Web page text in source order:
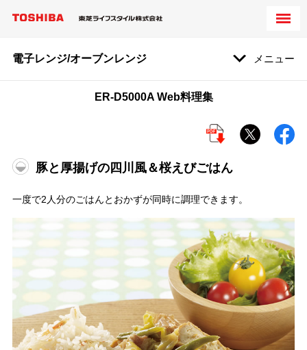
電子レンジ/オーブンレンジ メニュー
ER-D5000A Web料理集
豚と厚揚げの四川風＆桜えびごはん
一度で2人分のごはんとおかずが同時に調理できます。